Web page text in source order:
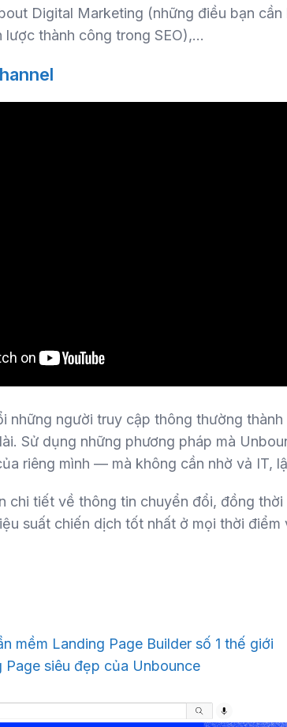
Digital Marketing (những điều bạn
lược thành công trong SEO),…
những người truy cập thông thường thành
Sử dụng những phương pháp mà
riêng mình — mà không cần nhờ vả IT,
chi tiết về thông tin chuyển đổi, đồng
suất chiến dịch tốt nhất ở mọi thời
mềm Landing Page Builder số 1 thế giới
Page siêu đẹp của Unbounce